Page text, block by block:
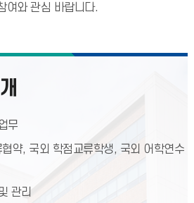
여와 관심 바랍니다.
무
약, 국외 학점교류학생, 국외 어학연수
관리